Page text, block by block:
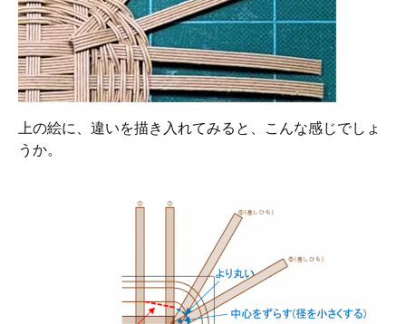
上の絵に、違いを描き入れてみると、こんな感じでしょ
うか。